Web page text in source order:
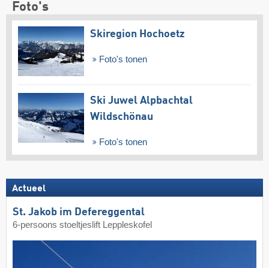
Foto's
Skiregion Hochoetz
Foto's tonen
Ski Juwel Alpbachtal
Wildschönau
Foto's tonen
Actueel
St. Jakob im Defereggental
6-persoons stoeltjeslift Leppleskofel